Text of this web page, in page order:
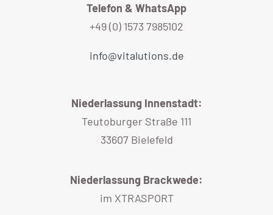
Telefon & WhatsApp
+49 (0) 1573 7985102
info@vitalutions.de
Niederlassung Innenstadt:
Teutoburger Straße 111
33607 Bielefeld
Niederlassung Brackwede:
im XTRASPORT